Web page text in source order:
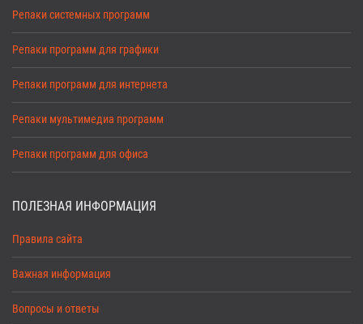
Репаки системных программ
Репаки программ для графики
Репаки программ для интернета
Репаки мультимедиа программ
Репаки программ для офиса
ПОЛЕЗНАЯ ИНФОРМАЦИЯ
Правила сайта
Важная информация
Вопросы и ответы